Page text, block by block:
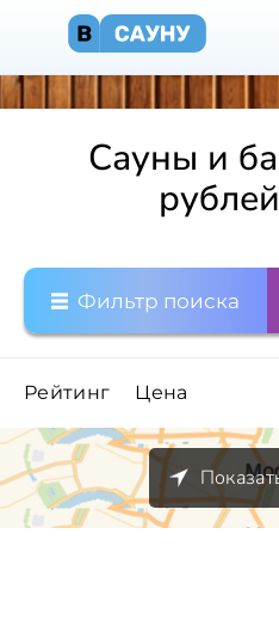
Сауны и
Фильтр поиска
Рейтинг Цена